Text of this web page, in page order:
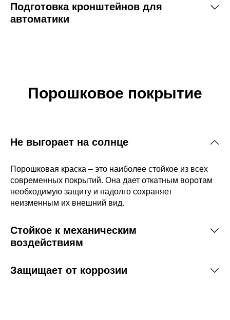
Подготовка кронштейнов для
автоматики
Порошковое покрытие
Не выгорает на солнце
Порошковая краска – это наиболее стойкое из всех
современных покрытий. Она дает откатным воротам
необходимую защиту и надолго сохраняет
неизменным их внешний вид.
Стойкое к механическим
воздействиям
Защищает от коррозии